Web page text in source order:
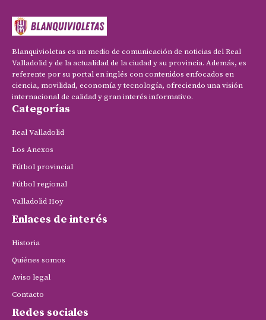
Blanquivioletas es un medio de comunicación de noticias del Real
Valladolid y de la actualidad de la ciudad y su provincia. Además, es
referente por su portal en inglés con contenidos enfocados en
ciencia, movilidad, economía y tecnología, ofreciendo una visión
internacional de calidad y gran interés informativo.
Categorías
Real Valladolid
Los Anexos
Fútbol provincial
Fútbol regional
Valladolid Hoy
Enlaces de interés
Historia
Quiénes somos
Aviso legal
Contacto
Redes sociales